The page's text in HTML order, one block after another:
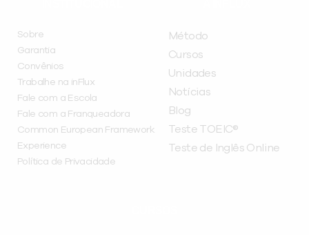
Sobre
Garantia
Convênios
Trabalhe na inFlux
Fale com a Escola
Fale com a Franqueadora
Common European Framework
Experience
Política de Privacidade
Método
Cursos
Unidades
Notícias
Blog
Teste TOEIC®
Teste de Inglês Online